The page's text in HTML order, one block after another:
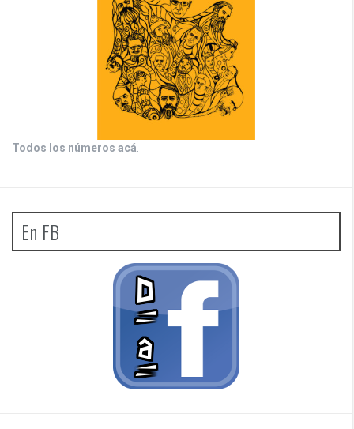
Todos los números acá.
En FB